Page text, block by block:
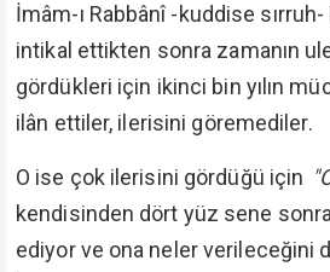
İmâm-ı Rabbânî -kuddise
intikal ettikten sonra zamanın
gördükleri için ikinci bin yılın
ilân ettiler, ilerisini göremediler.
O ise çok ilerisini gördüğü için
kendisinden dört yüz sene
ediyor ve ona neler verileceğini